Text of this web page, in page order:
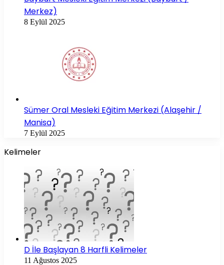
Merkez)
8 Eylül 2025
Sümer Oral Mesleki Eğitim Merkezi (Alaşehir /
Manisa)
7 Eylül 2025
Kelimeler
D İle Başlayan 8 Harfli Kelimeler
11 Ağustos 2025